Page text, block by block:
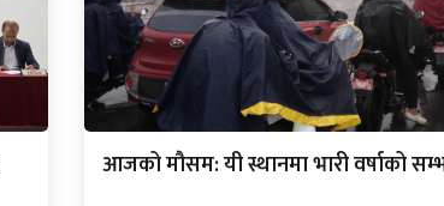
आजको मौसम: यी स्थानमा भारी वर्षाको